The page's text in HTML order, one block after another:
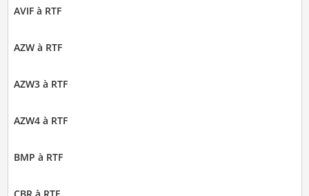
AVIF à RTF
AZW à RTF
AZW3 à RTF
AZW4 à RTF
BMP à RTF